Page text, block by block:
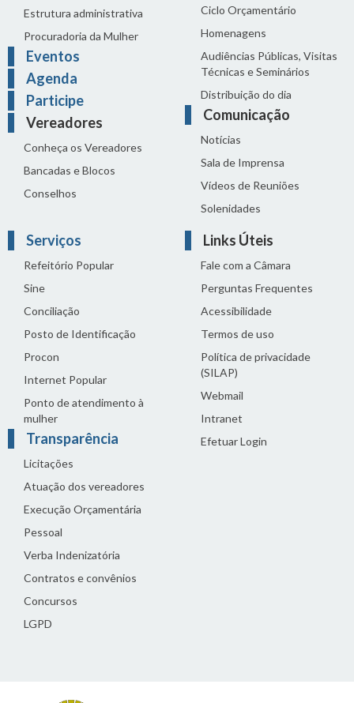
Estrutura administrativa
Procuradoria da Mulher
Eventos
Agenda
Participe
Vereadores
Conheça os Vereadores
Bancadas e Blocos
Conselhos
Ciclo Orçamentário
Homenagens
Audiências Públicas, Visitas
Técnicas e Seminários
Distribuição do dia
Comunicação
Notícias
Sala de Imprensa
Vídeos de Reuniões
Solenidades
Serviços
Refeitório Popular
Sine
Conciliação
Posto de Identificação
Procon
Internet Popular
Ponto de atendimento à
mulher
Transparência
Licitações
Atuação dos vereadores
Execução Orçamentária
Pessoal
Verba Indenizatória
Contratos e convênios
Concursos
LGPD
Links Úteis
Fale com a Câmara
Perguntas Frequentes
Acessibilidade
Termos de uso
Política de privacidade
(SILAP)
Webmail
Intranet
Efetuar Login